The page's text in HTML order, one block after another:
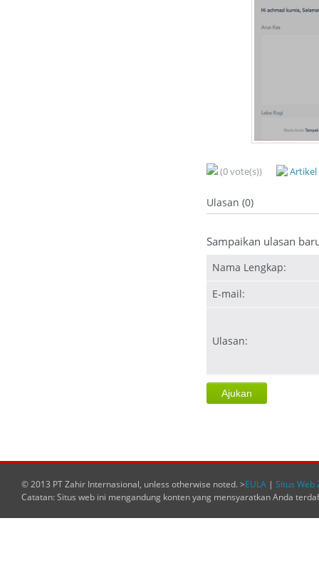
(0 vote(s))
Ulasan (0)
Sampaikan ulasan
Nama Lengkap:
E-mail:
Ulasan:
© 2013 PT Zahir Internasional, unless otherwise noted. >EULA | Situs Web
Catatan: Situs web ini mengandung konten yang mensyaratkan Anda